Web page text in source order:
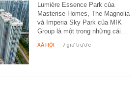
Lumière Essence Park của
Masterise Homes, The Magnolia
và Imperia Sky Park của MIK
Group là một trong những cái…
XÃ HỘI - 7 giờ trước